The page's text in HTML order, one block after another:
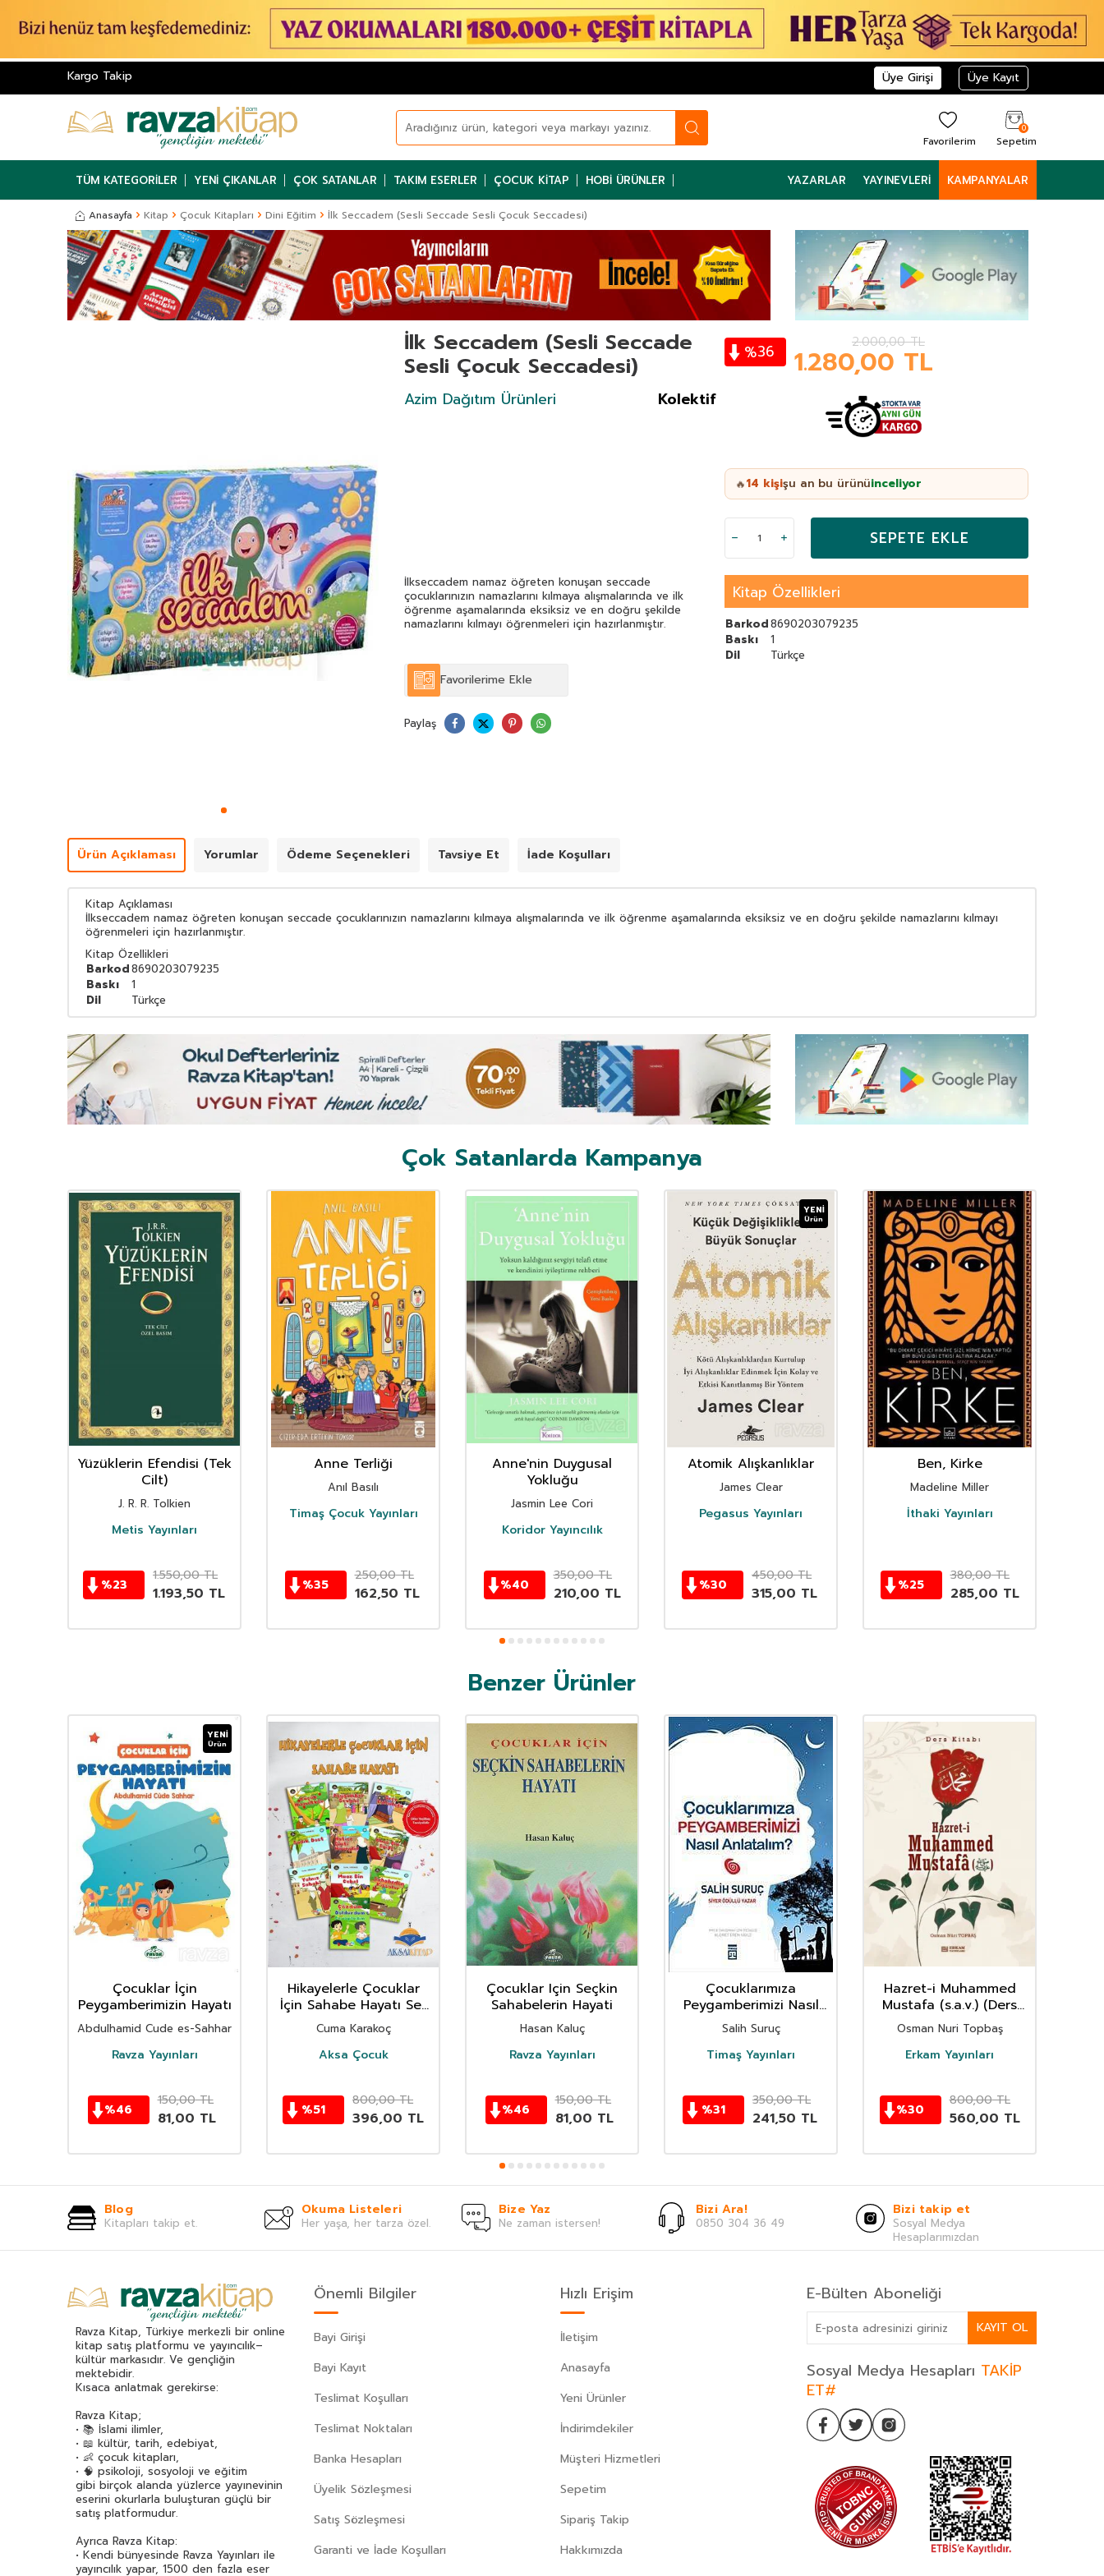
Kargo Takip Üye Girişi Üye Kayıt
Favorilerim
0
Sepetim
TÜM KATEGORILER YENI ÇIKANLAR ÇOK SATANLAR TAKIM ESERLER ÇOCUK KITAP HOBI ÜRÜNLER YAZARLAR YAYINEVLERI KAMPANYALAR
Anasayfa Kitap Çocuk Kitapları Dini Eğitim İlk Seccadem (Sesli Seccade Sesli Çocuk Seccadesi)
İlk Seccadem (Sesli Seccade
Sesli Çocuk Seccadesi)
Azim Dağıtım Ürünleri Kolektif
%36 2.000,00TL
1.280,00 TL
🔥14 kişişu an bu ürünüinceliyor
SEPETE EKLE
İlkseccadem namaz öğreten konuşan seccade
çocuklarınızın namazlarını kılmaya alışmalarında ve ilk
öğrenme aşamalarında eksiksiz ve en doğru şekilde
namazlarını kılmayı öğrenmeleri için hazırlanmıştır.
Kitap Özellikleri
Barkod8690203079235
Baskı
1
Dil
Türkçe
Favorilerime Ekle
Paylaş
Ürün Açıklaması Yorumlar Ödeme Seçenekleri Tavsiye Et İade Koşulları
Kitap Açıklaması
İlkseccadem namaz öğreten konuşan seccade çocuklarınızın namazlarını kılmaya alışmalarında ve ilk öğrenme aşamalarında eksiksiz ve en doğru şekilde namazlarını kılmayı
öğrenmeleri için hazırlanmıştır.
Kitap Özellikleri
Barkod8690203079235
Baskı
1
Dil
Türkçe
Çok Satanlarda Kampanya
Yüzüklerin Efendisi (Tek
Cilt)
J. R. R. Tolkien
Metis Yayınları
%23
1.550,00TL
1.193,50 TL
Anne Terliği
Anıl Basılı
Timaş Çocuk Yayınları
%35
250,00TL
162,50 TL
Anne'nin Duygusal
Yokluğu
Jasmin Lee Cori
Koridor Yayıncılık
%40
350,00TL
210,00 TL
YENI
Ürün
Atomik Alışkanlıklar
James Clear
Pegasus Yayınları
%30
450,00TL
315,00 TL
Ben, Kirke
Madeline Miller
İthaki Yayınları
%25
380,00TL
285,00 TL
Benzer Ürünler
YENI
Ürün
Çocuklar İçin
Peygamberimizin Hayatı
Abdulhamid Cude es-Sahhar
Ravza Yayınları
%46
150,00TL
81,00 TL
Hikayelerle Çocuklar
İçin Sahabe Hayatı Set
(10 Kitap)
Cuma Karakoç
Aksa Çocuk
%51
800,00TL
396,00 TL
Çocuklar Için Seçkin
Sahabelerin Hayati
Hasan Kaluç
Ravza Yayınları
%46
150,00TL
81,00 TL
Çocuklarımıza
Peygamberimizi Nasıl
Anlatalım?
Salih Suruç
Timaş Yayınları
%31
350,00TL
241,50 TL
Hazret-i Muhammed
Mustafa (s.a.v.) (Ders
Kitabı)
Osman Nuri Topbaş
Erkam Yayınları
%30
800,00TL
560,00 TL
Blog
Kitapları takip et.
Okuma Listeleri
Her yaşa, her tarza özel.
Bize Yaz
Ne zaman istersen!
Bizi Ara!
0850 304 36 49
Bizi takip et
Sosyal Medya
Hesaplarımızdan
Ravza Kitap, Türkiye merkezli bir online
kitap satış platformu ve yayıncılık–
kültür markasıdır. Ve gençliğin
mektebidir.
Kısaca anlatmak gerekirse:
Ravza Kitap;
• 📚 İslami ilimler,
• 📖 kültür, tarih, edebiyat,
• 👶 çocuk kitapları,
• 🧠 psikoloji, sosyoloji ve eğitim
gibi birçok alanda yüzlerce yayınevinin
eserini okurlarla buluşturan güçlü bir
satış platformudur.
Ayrıca Ravza Kitap:
• Kendi bünyesinde Ravza Yayınları ile
yayıncılık yapar, 1500 den fazla eser
Önemli Bilgiler
Bayi Girişi
Bayi Kayıt
Teslimat Koşulları
Teslimat Noktaları
Banka Hesapları
Üyelik Sözleşmesi
Satış Sözleşmesi
Garanti ve İade Koşulları
Hızlı Erişim
İletişim
Anasayfa
Yeni Ürünler
İndirimdekiler
Müşteri Hizmetleri
Sepetim
Sipariş Takip
Hakkımızda
E-Bülten Aboneliği
KAYIT OL
Sosyal Medya Hesapları TAKİP
ET#